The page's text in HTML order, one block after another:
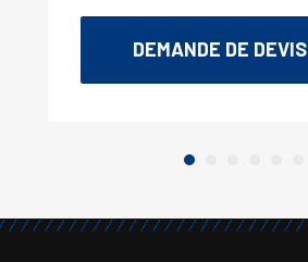
DEMANDE DE DEVIS